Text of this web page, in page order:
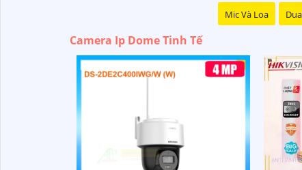
Mic Và Loa
Camera Ip Dome Tinh Tế